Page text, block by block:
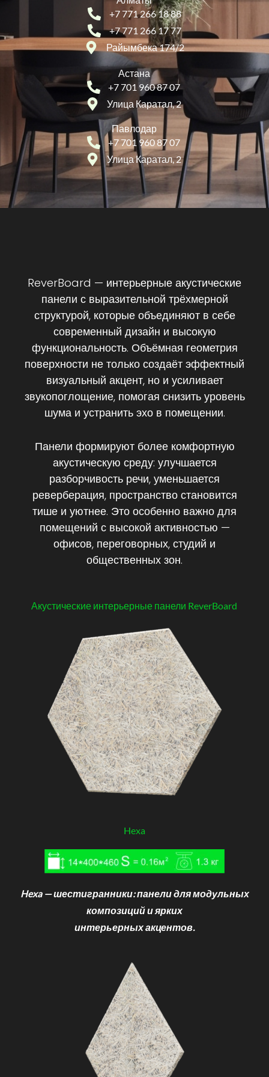
+7 771 266 18 88
+7 771 266 17 77
Райымбека 174/2
Астана
+7 701 960 87 07
Улица Каратал, 2
Павлодар
+7 701 960 87 07
Улица Каратал, 2
ReverBoard — интерьерные акустические
панели с выразительной трёхмерной
структурой, которые объединяют в себе
современный дизайн и высокую
функциональность. Объёмная геометрия
поверхности не только создаёт эффектный
визуальный акцент, но и усиливает
звукопоглощение, помогая снизить уровень
шума и устранить эхо в помещении.
Панели формируют более комфортную
акустическую среду: улучшается
разборчивость речи, уменьшается
реверберация, пространство становится
тише и уютнее. Это особенно важно для
помещений с высокой активностью —
офисов, переговорных, студий и
общественных зон.
Акустические интерьерные панели ReverBoard
Hexa
Hexa — шестигранники: панели для модульных
композиций и ярких
интерьерных акцентов.